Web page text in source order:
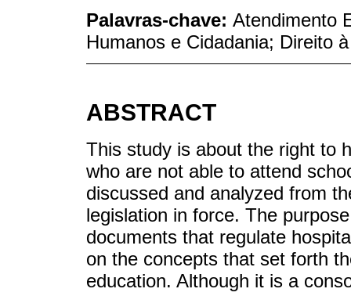
Palavras-chave: Atendimento
Humanos e Cidadania; Direito
ABSTRACT
This study is about the right to
who are not able to attend
discussed and analyzed from
legislation in force. The
documents that regulate
on the concepts that set forth
education. Although it is a